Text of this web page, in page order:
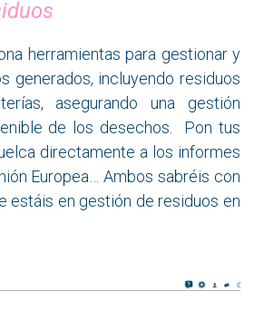
herramientas para gestionar y
generados, incluyendo residuos
asegurando una gestión
de los desechos. Pon tus
directamente a los informes
Europea… Ambos sabréis con
estáis en gestión de residuos en